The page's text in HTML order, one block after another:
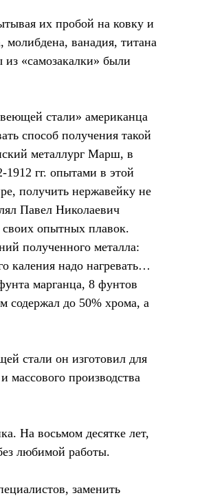
их пробой на ковку и
молибдена, ванадия, титана
«самозакалки» были
стали» американца
способ получения такой
металлург Марш, в
гг. опытами в этой
получить нержавейку не
Павел Николаевич
своих опытных плавок.
полученного металла:
каления надо нагревать…
марганца, 8 фунтов
содержал до 50% хрома, а
стали он изготовил для
массового производства
На восьмом десятке лет,
любимой работы.
заменить